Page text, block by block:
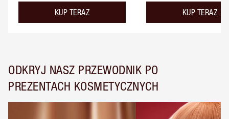
KUP TERAZ KUP TERAZ
ODKRYJ NASZ PRZEWODNIK PO
PREZENTACH KOSMETYCZNYCH